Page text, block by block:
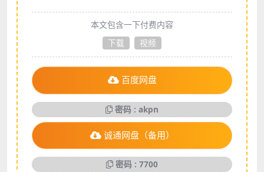
本文包含一下付费内容
下载
视频
百度网盘
密码 : akpn
诚通网盘（备用）
密码 : 7700